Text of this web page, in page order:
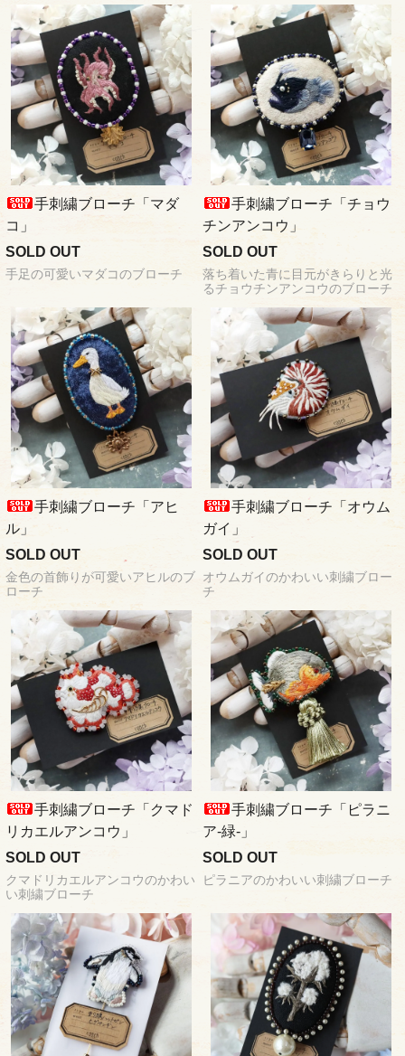
手刺繍ブローチ「マダ
コ」
SOLD OUT
手足の可愛いマダコのブローチ
手刺繍ブローチ「チョウ
チンアンコウ」
SOLD OUT
落ち着いた青に目元がきらりと光
るチョウチンアンコウのブローチ
手刺繍ブローチ「アヒ
ル」
SOLD OUT
金色の首飾りが可愛いアヒルのブ
ローチ
手刺繍ブローチ「オウム
ガイ」
SOLD OUT
オウムガイのかわいい刺繍ブロー
チ
手刺繍ブローチ「クマド
リカエルアンコウ」
SOLD OUT
クマドリカエルアンコウのかわい
い刺繍ブローチ
手刺繍ブローチ「ピラニ
ア-緑-」
SOLD OUT
ピラニアのかわいい刺繍ブローチ